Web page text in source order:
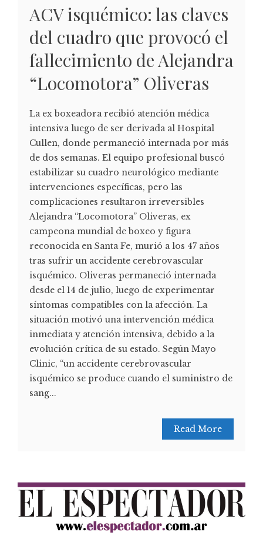
ACV isquémico: las claves
del cuadro que provocó el
fallecimiento de Alejandra
“Locomotora” Oliveras
La ex boxeadora recibió atención médica
intensiva luego de ser derivada al Hospital
Cullen, donde permaneció internada por más
de dos semanas. El equipo profesional buscó
estabilizar su cuadro neurológico mediante
intervenciones específicas, pero las
complicaciones resultaron irreversibles
Alejandra “Locomotora” Oliveras, ex
campeona mundial de boxeo y figura
reconocida en Santa Fe, murió a los 47 años
tras sufrir un accidente cerebrovascular
isquémico. Oliveras permaneció internada
desde el 14 de julio, luego de experimentar
síntomas compatibles con la afección. La
situación motivó una intervención médica
inmediata y atención intensiva, debido a la
evolución crítica de su estado. Según Mayo
Clinic, “un accidente cerebrovascular
isquémico se produce cuando el suministro de
sang...
Read More